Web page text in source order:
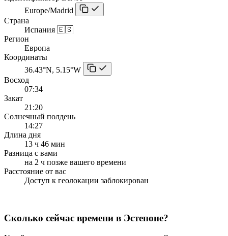
Europe/Madrid
Страна
Испания 🇪🇸
Регион
Европа
Координаты
36.43°N, 5.15°W
Восход
07:34
Закат
21:20
Солнечный полдень
14:27
Длина дня
13 ч 46 мин
Разница с вами
на 2 ч позже вашего времени
Расстояние от вас
Доступ к геолокации заблокирован
Сколько сейчас времени в Эстепоне?